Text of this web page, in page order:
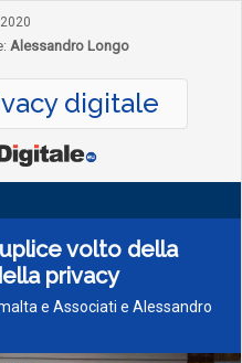
Alessandro Longo
digitale
volto della
privacy
e Associati e Alessandro